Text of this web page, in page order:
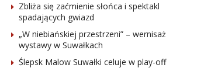
Zbliża się zaćmienie słońca i spektakl
spadających gwiazd
„W niebiańskiej przestrzeni” – wernisaż
wystawy w Suwałkach
Ślepsk Malow Suwałki celuje w play-off